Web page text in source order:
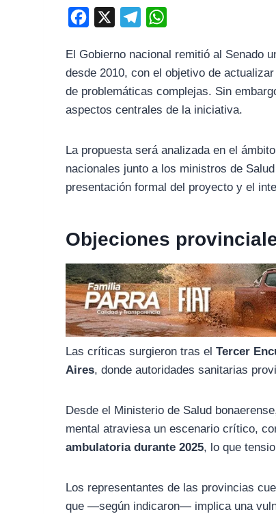
c
e
b
l
e
g
a
t
s
El Gobierno nacional remitió al Senado
desde 2010, con el objetivo de
de problemáticas complejas. Sin
aspectos centrales de la iniciativa.
La propuesta será analizada en el
nacionales junto a los ministros de
presentación formal del proyecto y el
Objeciones
Las críticas surgieron tras elTercer
Aires, donde autoridades sanitarias
Desde el Ministerio de Salud
mental atraviesa un escenario crítico,
ambulatoria durante 2025, lo que
Los representantes de las provincias
que —según indicaron— implica una